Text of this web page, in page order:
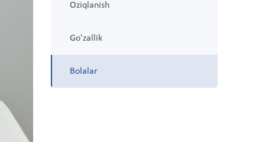
Oziqlanish
Go'zallik
Bolalar